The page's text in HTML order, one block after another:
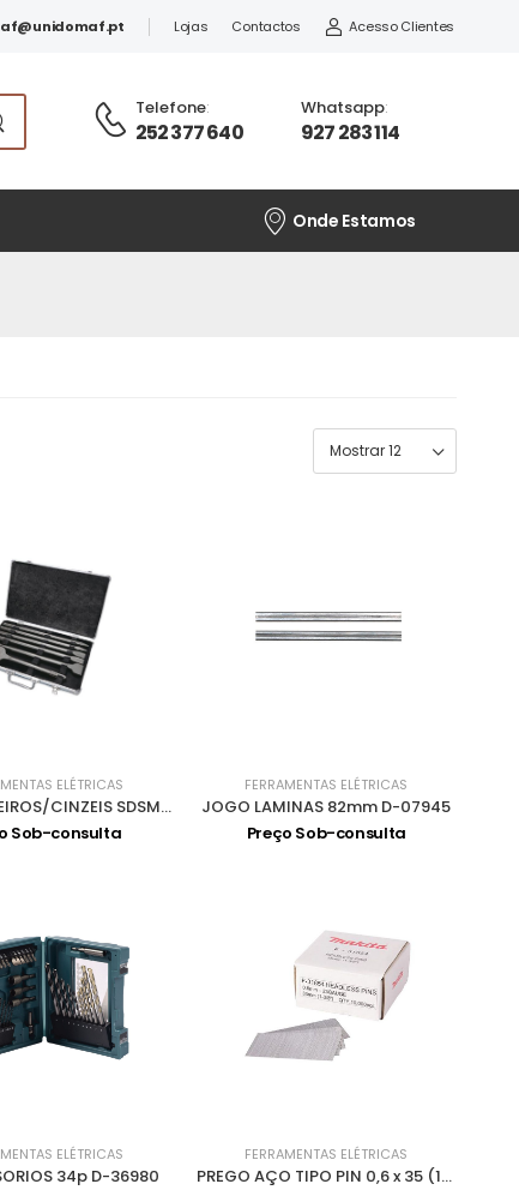
Lojas Contactos Acesso Clientes
Telefone:
252 377 640
Whatsapp:
927 283 114
Onde Estamos
ELÉTRICAS
KIT 6 PONTEIROS/CINZEIS SDSMAX 400 D-40565
Sob-consulta
FERRAMENTAS ELÉTRICAS
JOGO LAMINAS 82mm D-07945
Preço Sob-consulta
ELÉTRICAS
34p D-36980
FERRAMENTAS ELÉTRICAS
PREGO AÇO TIPO PIN 0,6 x 35 (10000) F-31854